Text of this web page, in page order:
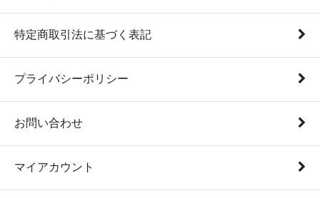
特定商取引法に基づく表記
プライバシーポリシー
お問い合わせ
マイアカウント